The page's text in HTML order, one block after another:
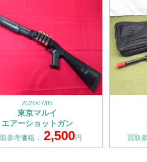
2026/07/05
東京マルイ
エアーショットガン
参考価格： 2,500円 買取